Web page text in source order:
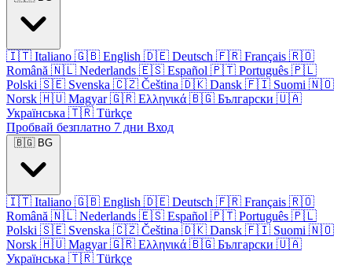
🇮🇹 Italiano 🇬🇧 English 🇩🇪 Deutsch 🇫🇷 Français 🇷🇴
Română 🇳🇱 Nederlands 🇪🇸 Español 🇵🇹 Português 🇵🇱
Polski 🇸🇪 Svenska 🇨🇿 Čeština 🇩🇰 Dansk 🇫🇮 Suomi 🇳🇴
Norsk 🇭🇺 Magyar 🇬🇷 Ελληνικά 🇧🇬 Български 🇺🇦
Українська 🇹🇷 Türkçe
Пробвай безплатно 7 дни Вход
🇧🇬 BG
🇮🇹 Italiano 🇬🇧 English 🇩🇪 Deutsch 🇫🇷 Français 🇷🇴
Română 🇳🇱 Nederlands 🇪🇸 Español 🇵🇹 Português 🇵🇱
Polski 🇸🇪 Svenska 🇨🇿 Čeština 🇩🇰 Dansk 🇫🇮 Suomi 🇳🇴
Norsk 🇭🇺 Magyar 🇬🇷 Ελληνικά 🇧🇬 Български 🇺🇦
Українська 🇹🇷 Türkçe